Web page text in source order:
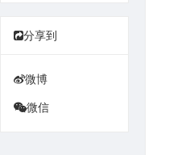
分享到
微博
微信